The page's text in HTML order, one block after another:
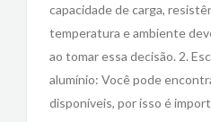
capacidade de carga,
temperatura e ambiente
ao tomar essa decisão. 2.
alumínio: Você pode
disponíveis, por isso é